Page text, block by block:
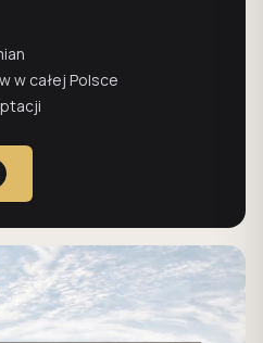
w całej Polsce